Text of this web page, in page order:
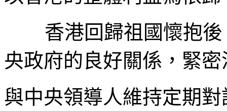
香港回歸祖國懷抱
央政府的良好關係，緊
與中央領導人維持定期